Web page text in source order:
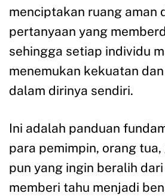
menciptakan ruang aman
pertanyaan yang
sehingga setiap individu
menemukan kekuatan
dalam dirinya sendiri.
Ini adalah panduan
para pemimpin, orang
pun yang ingin beralih
memberi tahu menjadi